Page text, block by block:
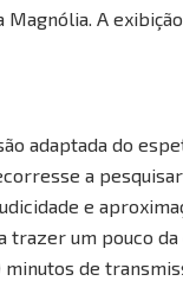
Magnólia. A
adaptada do
a
e
trazer um pouco
de